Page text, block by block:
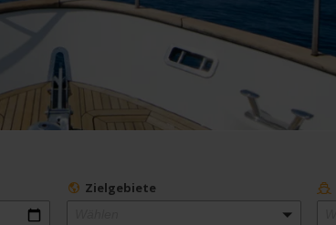
Zielgebiete